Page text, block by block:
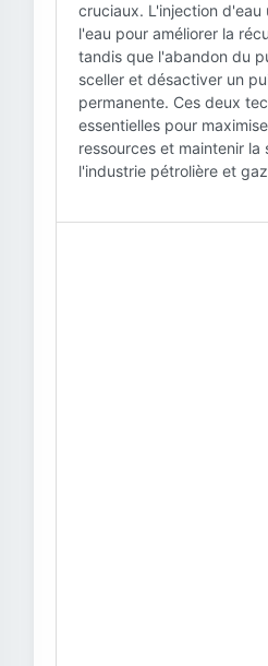
cruciaux. L'injection d'eau
l'eau pour améliorer la
tandis que l'abandon du
sceller et désactiver un
permanente. Ces deux
essentielles pour
ressources et maintenir la
l'industrie pétrolière et